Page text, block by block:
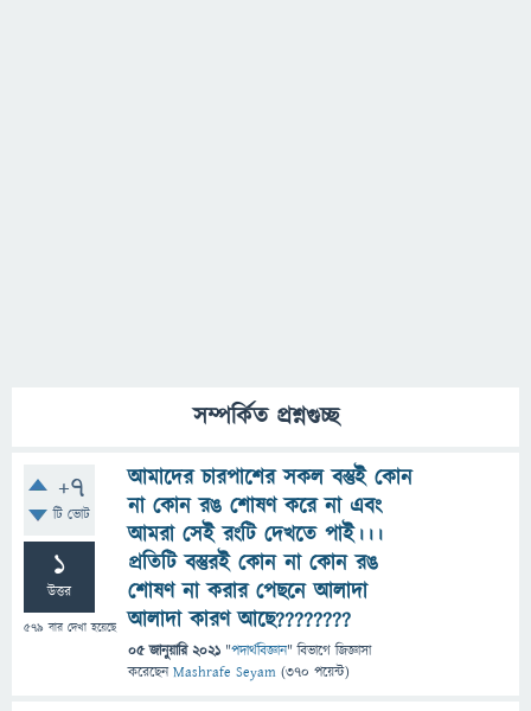
সম্পর্কিত প্রশ্নগুচ্ছ
+7
টি ভোট
1
উত্তর
579 বার দেখা হয়েছে
আমাদের চারপাশের সকল বস্তুই কোন
না কোন রঙ শোষণ করে না এবং
আমরা সেই রংটি দেখতে পাই।।।
প্রতিটি বস্তুরই কোন না কোন রঙ
শোষণ না করার পেছনে আলাদা
আলাদা কারণ আছে????????
05 জানুয়ারি 2021 "পদার্থবিজ্ঞান" বিভাগে জিজ্ঞাসা
করেছেনMashrafe Seyam (370 পয়েন্ট)